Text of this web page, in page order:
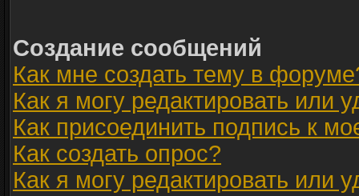
Создание сообщений
Как мне создать тему в
Как я могу редактировать или
Как присоединить подпись к
Как создать опрос?
Как я могу редактировать или